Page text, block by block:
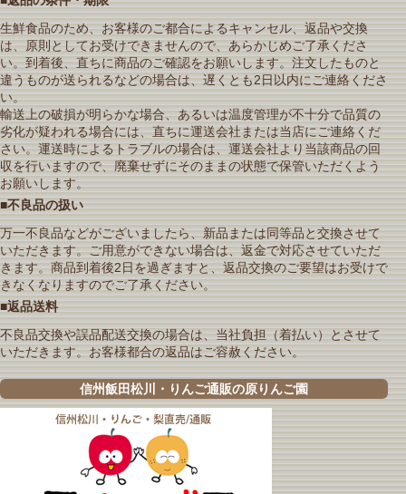
生鮮食品のため、お客様のご都合によるキャンセル、返品や交換
は、原則としてお受けできませんので、あらかじめご了承くださ
い。到着後、直ちに商品のご確認をお願いします。注文したものと
違うものが送られるなどの場合は、遅くとも2日以内にご連絡くださ
い。
輸送上の破損が明らかな場合、あるいは温度管理が不十分で品質の
劣化が疑われる場合には、直ちに運送会社または当店にご連絡くだ
さい。運送時によるトラブルの場合は、運送会社より当該商品の回
収を行いますので、廃棄せずにそのままの状態で保管いただくよう
お願いします。
■不良品の扱い
万一不良品などがございましたら、新品または同等品と交換させて
いただきます。ご用意ができない場合は、返金で対応させていただ
きます。商品到着後2日を過ぎますと、返品交換のご要望はお受けで
きなくなりますのでご了承ください。
■返品送料
不良品交換や誤品配送交換の場合は、当社負担（着払い）とさせて
いただきます。お客様都合の返品はご容赦ください。
信州飯田松川・りんご通販の原りんご園